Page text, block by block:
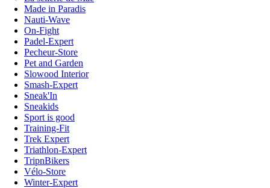
Made in Paradis
Nauti-Wave
On-Fight
Padel-Expert
Pecheur-Store
Pet and Garden
Slowood Interior
Smash-Expert
Sneak'In
Sneakids
Sport is good
Training-Fit
Trek Expert
Triathlon-Expert
TripnBikers
Vélo-Store
Winter-Expert